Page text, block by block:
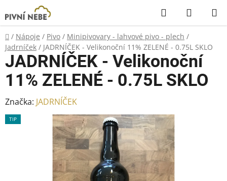
na
obsah
Hledat
KOŠÍK
Domů
/ Nápoje / Pivo / Minipivovary - lahvové pivo - plech /
Jadrníček / JADRNÍČEK - Velikonoční 11% ZELENÉ - 0.75L SKLO
JADRNÍČEK - Velikonoční
11% ZELENÉ - 0.75L SKLO
Značka: JADRNÍČEK
TIP